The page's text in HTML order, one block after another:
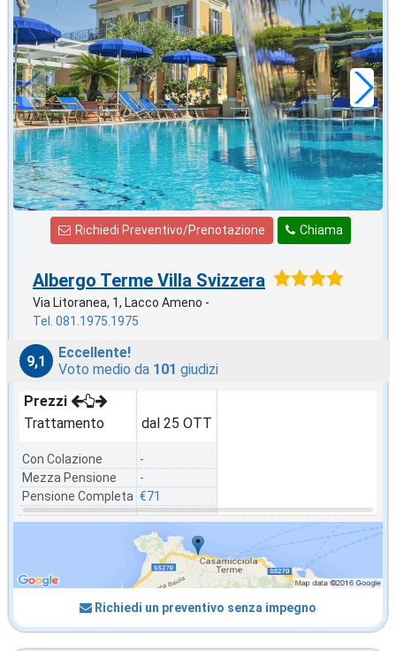
in offerta da
€71,29
a notte
Chiama
Richiedi Preventivo/Prenotazione
Albergo Terme Villa Svizzera
Via Litoranea, 1, Lacco Ameno -
Tel. 081.1975.1975
9,1
Eccellente!
Voto medio da 101 giudizi
Prezzi
Trattamento
Con Colazione
Mezza Pensione
Pensione Completa
dal 25 OTT
-
-
€71
Richiedi un preventivo senza impegno